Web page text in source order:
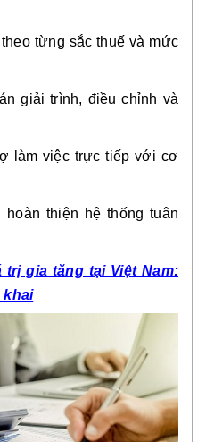
từng sắc thuế và mức
giải trình, điều chỉnh và
làm việc trực tiếp với cơ
thiện hệ thống tuân
trị gia tăng tại Việt Nam:
khai